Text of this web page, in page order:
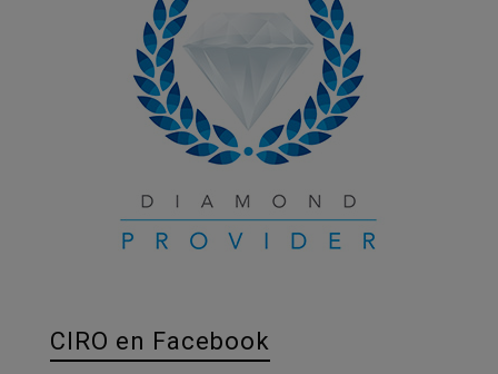
CIRO en Facebook